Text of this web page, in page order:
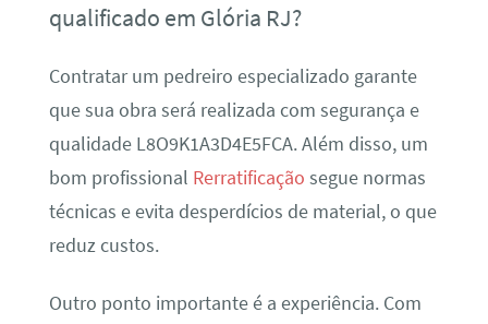
qualificado em Glória RJ?
Contratar um pedreiro especializado garante
que sua obra será realizada com segurança e
qualidade L8O9K1A3D4E5FCA. Além disso, um
bom profissional Rerratificação segue normas
técnicas e evita desperdícios de material, o que
reduz custos.
Outro ponto importante é a experiência. Com